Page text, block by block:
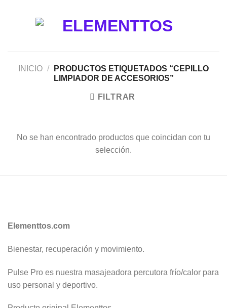
INICIO /
PRODUCTOS ETIQUETADOS “CEPILLO
LIMPIADOR DE ACCESORIOS”
FILTRAR
No se han encontrado productos que coincidan con tu
selección.
Elementtos.com
Bienestar, recuperación y movimiento.
Pulse Pro es nuestra masajeadora percutora frío/calor para
uso personal y deportivo.